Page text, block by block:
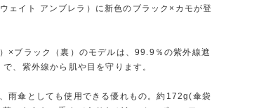
ェイト アンブレラ）に新色のブラック×カモが登
×ブラック（裏）のモデルは、99.9％の紫外線遮
、紫外線から肌や目を守ります。
雨傘としても使用できる優れもの。約172g(傘袋